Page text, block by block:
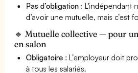
Pas d’obligation : L'indépendant
d’avoir une mutuelle, mais c’est
🔹 Mutuelle collective — pour
en salon
Obligatoire : L’employeur doit
à tous les salariés.